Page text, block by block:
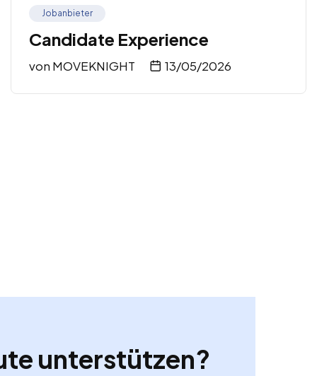
Jobanbieter
Candidate Experience
von MOVEKNIGHT 13/05/2026
unterstützen?